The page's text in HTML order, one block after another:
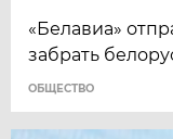
«Белавиа»
забрать
ОБЩЕСТВО